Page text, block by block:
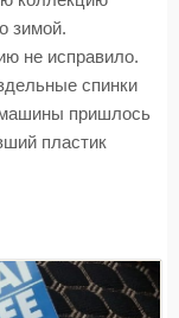
зимой.
не исправило.
спинки
машины пришлось
пластик